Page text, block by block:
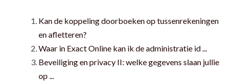
Kan de koppeling doorboeken op tussenrekeningen
en afletteren?
Waar in Exact Online kan ik de administratie id ...
Beveiliging en privacy II: welke gegevens slaan jullie
op ...